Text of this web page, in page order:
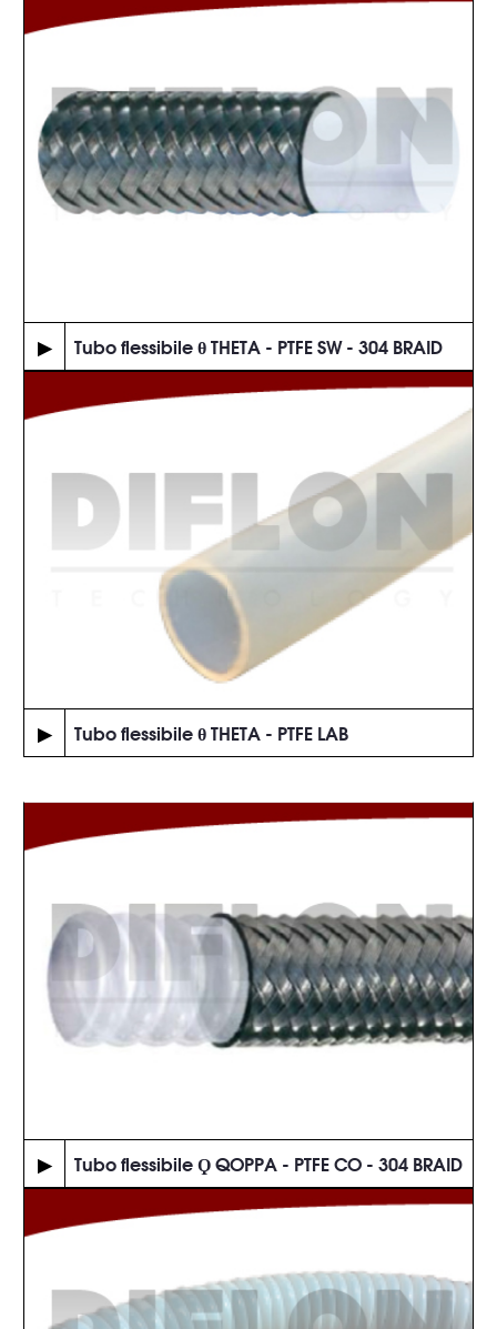
▶ Tubo flessibile θ THETA - PTFE SW - 304 BRAID
▶ Tubo flessibile θ THETA - PTFE LAB
▶ Tubo flessibile Ϙ QOPPA - PTFE CO - 304 BRAID